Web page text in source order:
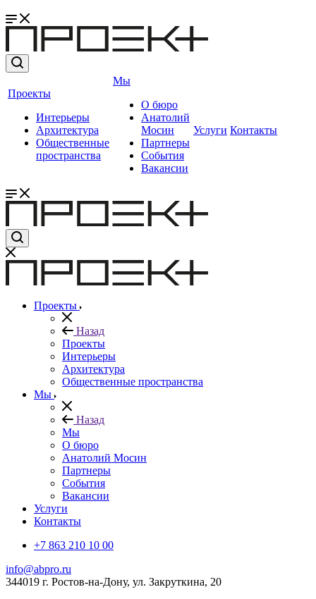
Проекты
Интерьеры
Архитектура
Общественные
пространства
Мы
О бюро
Анатолий
Мосин
Партнеры
События
Вакансии
Услуги Контакты
Проекты
Назад
Проекты
Интерьеры
Архитектура
Общественные пространства
Мы
Назад
Мы
О бюро
Анатолий Мосин
Партнеры
События
Вакансии
Услуги
Контакты
+7 863 210 10 00
info@abpro.ru
344019 г. Ростов-на-Дону, ул. Закруткина, 20